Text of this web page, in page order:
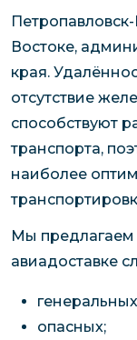
Востоке,
края.
отсутствие
способствуют
транспорта,
наиболее
Мы предлагаем
авиадоставке
опасных;